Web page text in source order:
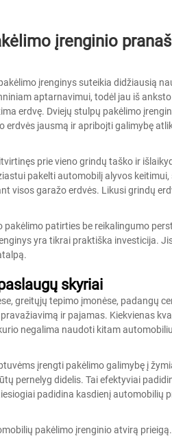
įrenginio
įrenginys suteikia didžiausią
aptarnavimui, todėl jau iš
erdvę. Dviejų stulpų pakėlimo
jausmą ir apribojti galimybę
prie vieno grindų taško ir
pakelti automobilį alyvos keitimui,
visos garažo erdvės. Likusi grindų
patirties be reikalingumo
yra tikrai praktiška investicija.
skyriai
greitųjų tepimo įmonėse, padangų
ir pajamas. Kiekvienas
negalima naudoti kitam
įrengti pakėlimo galimybę į
pernelyg didelis. Tai efektyviai
padidina kasdienį automobilių
pakėlimo įrenginio atvirą